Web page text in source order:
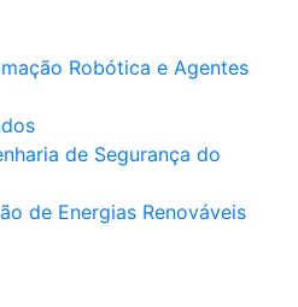
Robótica e Agentes
de Segurança do
de Energias Renováveis